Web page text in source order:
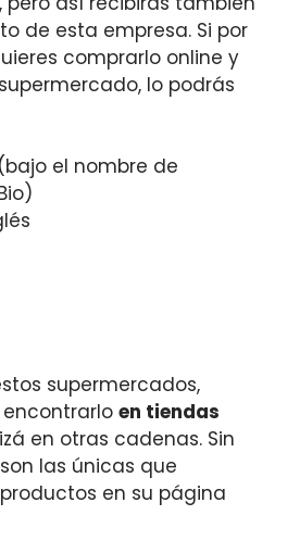
de esta empresa. Si por
comprarlo online y
lo podrás
el nombre de
supermercados,
en tiendas
en otras cadenas. Sin
las únicas que
en su página